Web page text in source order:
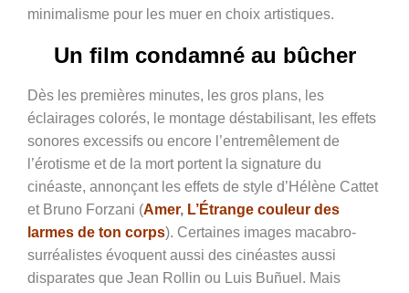
minimalisme pour les muer en choix artistiques.
Un film condamné au bûcher
Dès les premières minutes, les gros plans, les
éclairages colorés, le montage déstabilisant, les effets
sonores excessifs ou encore l’entremêlement de
l’érotisme et de la mort portent la signature du
cinéaste, annonçant les effets de style d’Hélène Cattet
et Bruno Forzani (Amer, L’Étrange couleur des
larmes de ton corps). Certaines images macabro-
surréalistes évoquent aussi des cinéastes aussi
disparates que Jean Rollin ou Luis Buñuel. Mais